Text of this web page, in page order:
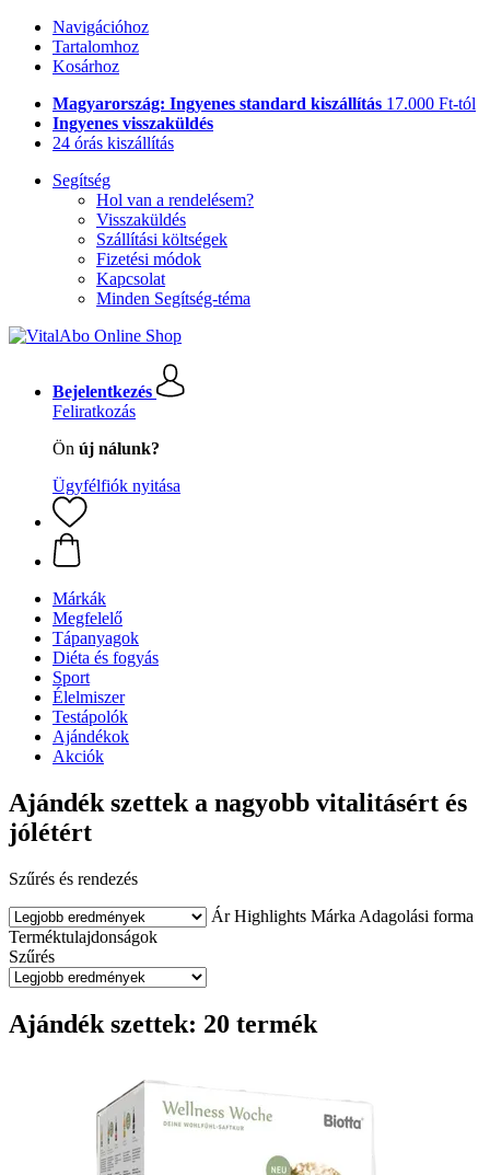
Navigációhoz
Tartalomhoz
Kosárhoz
Magyarország: Ingyenes standard kiszállítás 17.000 Ft-tól
Ingyenes visszaküldés
24 órás kiszállítás
Segítség
Hol van a rendelésem?
Visszaküldés
Szállítási költségek
Fizetési módok
Kapcsolat
Minden Segítség-téma
Bejelentkezés
Feliratkozás
Ön új nálunk?
Ügyfélfiók nyitása
Márkák
Megfelelő
Tápanyagok
Diéta és fogyás
Sport
Élelmiszer
Testápolók
Ajándékok
Akciók
Ajándék szettek a nagyobb vitalitásért és
jólétért
Szűrés és rendezés
Ár Highlights Márka Adagolási forma
Terméktulajdonságok
Szűrés
Ajándék szettek: 20 termék